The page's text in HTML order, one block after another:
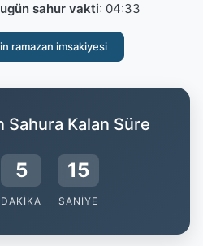
sahur vakti: 04:33
ramazan imsakiyesi
Sahura Kalan Süre
5
DAKIKA
14
SANIYE